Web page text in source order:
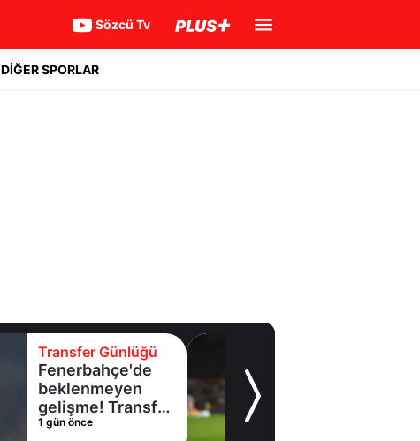
Sözcü Tv
DİĞER SPORLAR
Transfer Günlüğü
Fenerbahçe'de
beklenmeyen
gelişme! Transfer
iptal oldu
1 gün önce